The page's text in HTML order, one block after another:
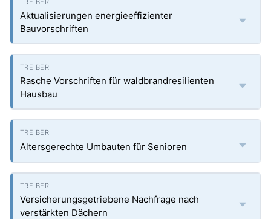
Aktualisierungen energieeffizienter
Bauvorschriften
Rasche Vorschriften für waldbrandresilienten
Hausbau
Altersgerechte Umbauten für Senioren
Versicherungsgetriebene Nachfrage nach
verstärkten Dächern